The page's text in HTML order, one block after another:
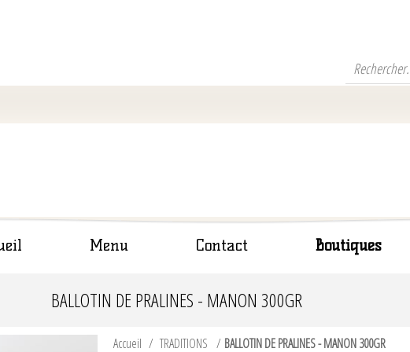
Menu Contact Boutiques
BALLOTIN DE PRALINES - MANON 300GR
Accueil / TRADITIONS / BALLOTIN DE PRALINES - MANON 300GR